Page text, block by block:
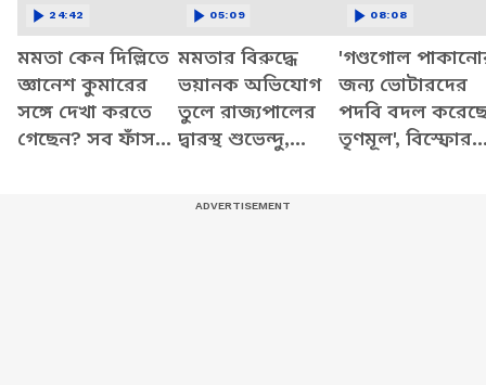
মমতা কেন দিল্লিতে
জ্ঞানেশ কুমারের
সঙ্গে দেখা করতে
গেছেন? সব ফাঁস
24:42
মমতার বিরুদ্ধে
ভয়ানক অভিযোগ
তুলে রাজ্যপালের
দ্বারস্থ শুভেন্দু,
05:09
'গণ্ডগোল
জন্য ভোটারদের
পদবি বদল
তৃণমূল',
08:08